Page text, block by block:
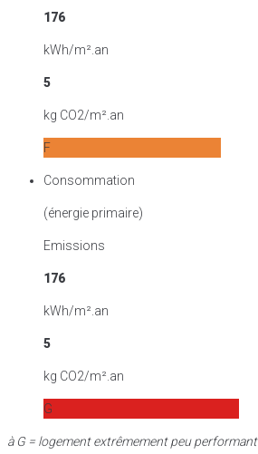
176
kWh/m².an
5
kg CO2/m².an
F
Consommation
(énergie primaire)
Emissions
176
kWh/m².an
5
kg CO2/m².an
G
à G = logement extrêmement peu performant